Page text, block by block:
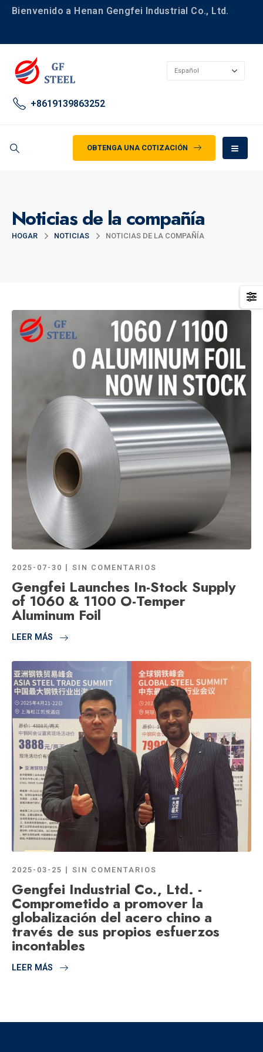
Bienvenido a Henan Gengfei Industrial Co., Ltd.
+8619139863252
OBTENGA UNA COTIZACIÓN
Noticias de la compañía
HOGAR NOTICIAS NOTICIAS DE LA COMPAÑÍA
2025-07-30 SIN COMENTARIOS
Gengfei Launches In-Stock Supply
of 1060 & 1100 O-Temper
Aluminum Foil
LEER MÁS
2025-03-25 SIN COMENTARIOS
Gengfei Industrial Co., Ltd. -
Comprometido a promover la
globalización del acero chino a
través de sus propios esfuerzos
incontables
LEER MÁS